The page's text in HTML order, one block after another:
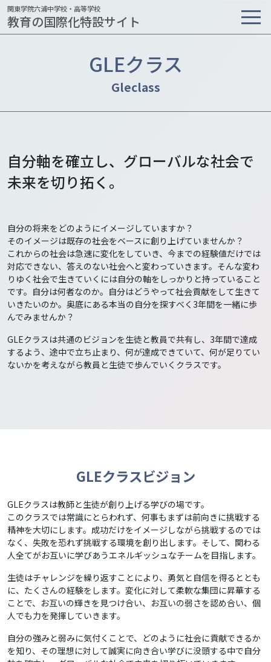
関東学院六浦中学校・高等学校
教育の国際化特設サイト
GLEクラス
自分軸を確立し、グローバルな社会で
未来を切り拓く。
自分の将来をどのようにイメージしていますか？
そのイメージは既存の社会をベースに創り上げていませんか？
これからの社会は急速に変化をしていき、今までの経験値だけでは
対応できない、答えのない社会へと変わっていきます。そんな変わ
りゆく社会で生きていくには自分の軸をしっかりと持っていること
です。自分は何者なのか。自分はどうやって社会貢献をして生きて
いきたいのか。奥底にある本当の自分を探すべく3年間を一緒に歩
んでみませんか？
GLEクラスは共通のビジョンを生徒と教員で共有し、3年間で達成
するよう、途中で立ち止まり、何が達成できていて、何が足りてい
ないかを考えながら教員と生徒で歩んでいくクラスです。
GLEクラスビジョン
GLEクラスは教師と生徒が創り上げる学びの場です。
このクラスでは常識にとらわれず、何事もまずは前向きに挑戦する
精神を大切にします。成功だけをイメージしながら挑戦するのでは
なく、失敗を恐れず挑戦する環境を創り出します。そして、関わる
人全てがお互いに学びあうエネルギッシュなチームを目指します。
生徒はチャレンジを繰り返すことにより、勇気と自信を得るととも
に、たくさんの経験をします。変化に対して柔軟な集団に昇華する
ことで、お互いの輝きを見つけ合い、お互いの弱さを認め合い、個
人でも力を発揮していきます。
自分の強みと弱みに気付くことで、どのように社会に貢献できるか
を知り、その理想に対して誠実に向き合い学びに没頭する中で自分